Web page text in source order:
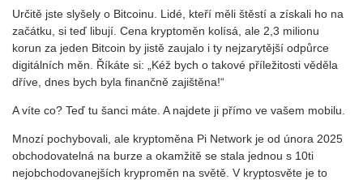
Určitě jste slyšely o Bitcoinu. Lidé, kteří měli štěstí a získali ho na
začátku, si teď libují. Cena kryptoměn kolísá, ale 2,3 milionu
korun za jeden Bitcoin by jistě zaujalo i ty nejzarytější odpůrce
digitálních měn. Říkáte si: „Kéž bych o takové příležitosti věděla
dříve, dnes bych byla finančně zajištěna!“
A víte co? Teď tu šanci máte. A najdete ji přímo ve vašem mobilu.
Mnozí pochybovali, ale kryptoměna Pi Network je od února 2025
obchodovatelná na burze a okamžitě se stala jednou s 10ti
nejobchodovanejších kryproměn na světě. V kryptosvěte je to